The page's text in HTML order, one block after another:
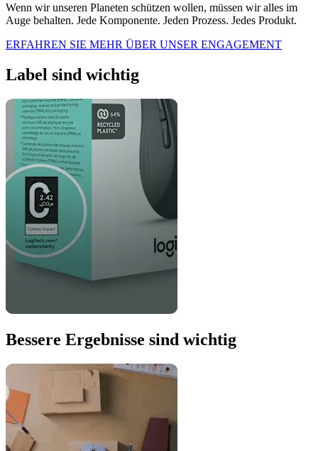
Wenn wir unseren Planeten schützen wollen, müssen wir alles im
Auge behalten. Jede Komponente. Jeden Prozess. Jedes Produkt.
ERFAHREN SIE MEHR ÜBER UNSER ENGAGEMENT
Label sind wichtig
Bessere Ergebnisse sind wichtig